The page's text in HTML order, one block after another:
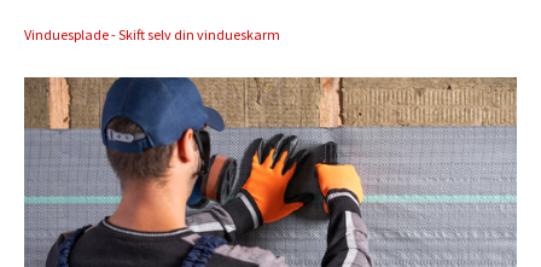
Vinduesplade - Skift selv din vindueskarm